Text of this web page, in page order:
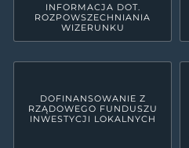
INFORMACJA DOT.
ROZPOWSZECHNIANIA
WIZERUNKU
DOFINANSOWANIE Z
RZĄDOWEGO FUNDUSZU
INWESTYCJI LOKALNYCH